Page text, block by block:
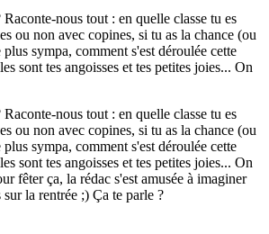
Raconte-nous tout : en quelle classe tu es
ou non avec copines, si tu as la chance (ou
sympa, comment s'est déroulée cette
sont tes angoisses et tes petites joies... On
Raconte-nous tout : en quelle classe tu es
ou non avec copines, si tu as la chance (ou
sympa, comment s'est déroulée cette
sont tes angoisses et tes petites joies... On
fêter ça, la rédac s'est amusée à imaginer
sur la rentrée ;) Ça te parle ?